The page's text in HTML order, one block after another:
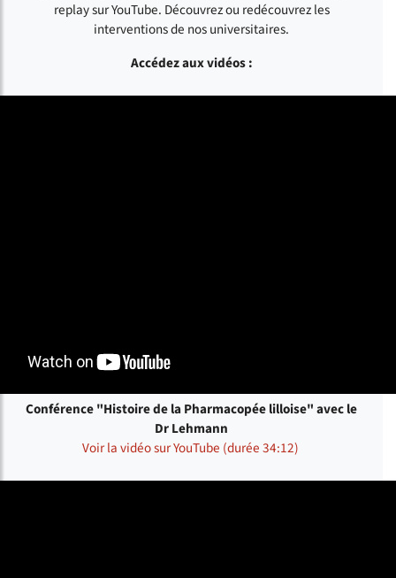
replay sur YouTube. Découvrez ou redécouvrez les
interventions de nos universitaires.
Accédez aux vidéos :
Conférence "Histoire de la Pharmacopée lilloise" avec le
Dr Lehmann
Voir la vidéo sur YouTube (durée 34:12)